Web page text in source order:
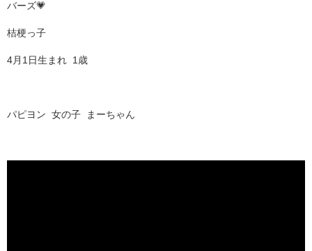
バーズ💗
桔梗っ子
4月1日生まれ 1歳
パピヨン 女の子 まーちゃん